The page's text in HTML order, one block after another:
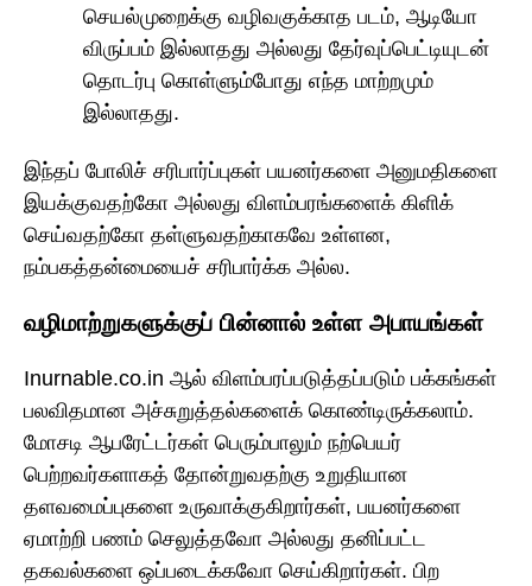
செயல்முறைக்கு வழிவகுக்காத படம், ஆடியோ
விருப்பம் இல்லாதது அல்லது தேர்வுப்பெட்டியுடன்
தொடர்பு கொள்ளும்போது எந்த மாற்றமும்
இல்லாதது.
இந்தப் போலிச் சரிபார்ப்புகள் பயனர்களை அனுமதிகளை
இயக்குவதற்கோ அல்லது விளம்பரங்களைக் கிளிக்
செய்வதற்கோ தள்ளுவதற்காகவே உள்ளன,
நம்பகத்தன்மையைச் சரிபார்க்க அல்ல.
வழிமாற்றுகளுக்குப் பின்னால் உள்ள அபாயங்கள்
Inurnable.co.in ஆல் விளம்பரப்படுத்தப்படும் பக்கங்கள்
பலவிதமான அச்சுறுத்தல்களைக் கொண்டிருக்கலாம்.
மோசடி ஆபரேட்டர்கள் பெரும்பாலும் நற்பெயர்
பெற்றவர்களாகத் தோன்றுவதற்கு உறுதியான
தளவமைப்புகளை உருவாக்குகிறார்கள், பயனர்களை
ஏமாற்றி பணம் செலுத்தவோ அல்லது தனிப்பட்ட
தகவல்களை ஒப்படைக்கவோ செய்கிறார்கள். பிற